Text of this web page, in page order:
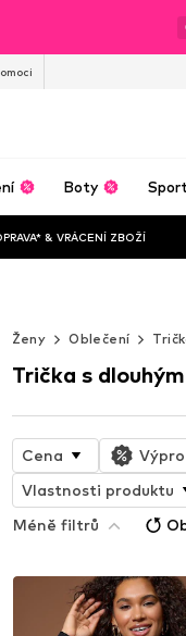
Boty
& VRÁCENÍ ZBOŽÍ
Ženy Oblečení
Trička s
Cena
Vlastnosti produktu
Méně filtrů